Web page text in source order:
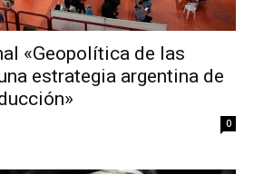
«Geopolítica de las
estrategia argentina de
0